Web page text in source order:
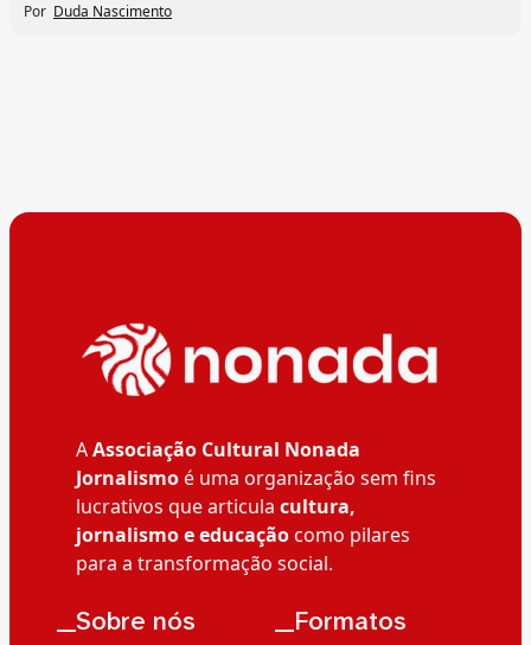
Por Duda Nascimento
AAssociação Cultural Nonada
Jornalismoé uma organização sem fins
lucrativos que articula cultura,
jornalismo e educaçãocomo pilares
para a transformação social.
__Sobre nós __Formatos